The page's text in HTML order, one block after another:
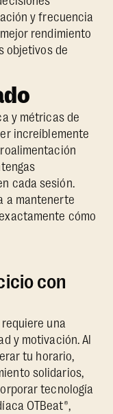
y frecuencia
rendimiento
objetivos de
y métricas de
increíblemente
cada sesión.
a mantenerte
cómo
con
una
y motivación. Al
tu horario,
solidarios,
tecnología
OTBeat®,